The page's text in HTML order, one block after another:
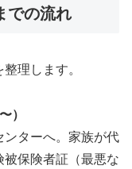
での流れ
理します。
）
ンターへ。家族が代
保険者証（最悪な